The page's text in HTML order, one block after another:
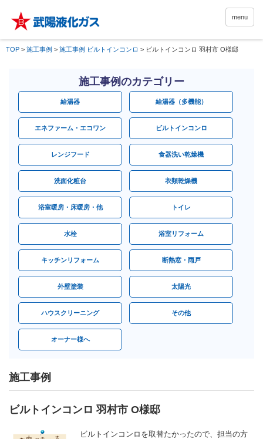
menu
TOP > 施工事例 > 施工事例 ビルトインコンロ > ビルトインコンロ 羽村市 O様邸
施工事例のカテゴリー
給湯器 給湯器（多機能）
エネファーム・エコワン ビルトインコンロ
レンジフード 食器洗い乾燥機
洗面化粧台 衣類乾燥機
浴室暖房・床暖房・他 トイレ
水栓 浴室リフォーム
キッチンリフォーム 断熱窓・雨戸
外壁塗装 太陽光
ハウスクリーニング その他
オーナー様へ
施工事例
ビルトインコンロ 羽村市 O様邸
ビルトインコンロを取替たかったので、担当の方